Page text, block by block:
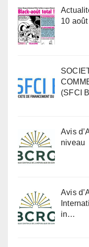
10
(SFCI
Avis
niveau
Avis
in…